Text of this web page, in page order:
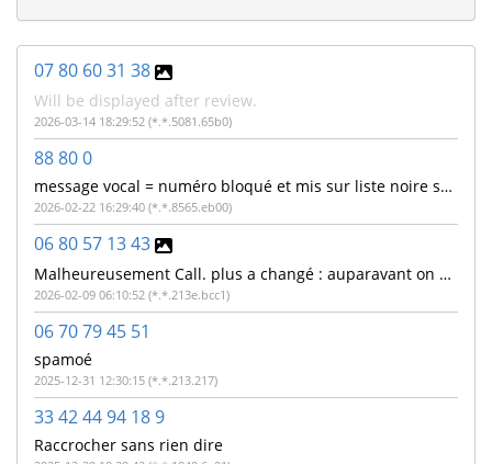
07 80 60 31 38
Will be displayed after review.
2026-03-14 18:29:52 (*.*.5081.65b0)
88 80 0
message vocal = numéro bloqué et mis sur liste noire sous deux heures. Numéro non bloqué et la liste noire n'existe pas ! Numéro 88800 surtaxé ?
2026-02-22 16:29:40 (*.*.8565.eb00)
06 80 57 13 43
Malheureusement Call. plus a changé : auparavant on pouvait voir les autres commentaires...
2026-02-09 06:10:52 (*.*.213e.bcc1)
06 70 79 45 51
spamoé
2025-12-31 12:30:15 (*.*.213.217)
33 42 44 94 18 9
Raccrocher sans rien dire